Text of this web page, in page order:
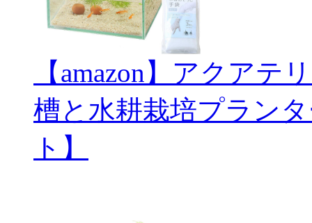
【amazon】アクアテ
槽と水耕栽培プラン
ト】